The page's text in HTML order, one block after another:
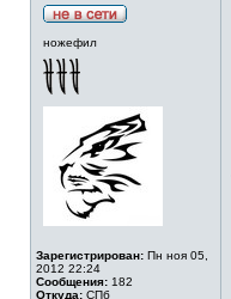
ножефил
Зарегистрирован: Пн ноя 05,
2012 22:24
Сообщения: 182
Откуда: СПб